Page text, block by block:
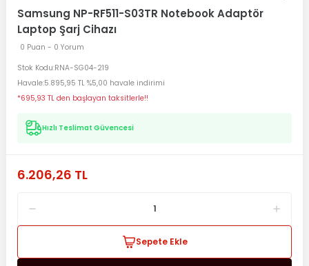
Samsung NP-RF511-S03TR Notebook Adaptör
Laptop Şarj Cihazı
0 Puan - 0 Yorum
Stok Kodu RNA-SG04-219
Havale 5.895,95 TL %5,00 havale indirimi
*695,93 TL den başlayan taksitlerle!!
Hızlı Teslimat Güvencesi
6.206,26 TL
Sepete Ekle